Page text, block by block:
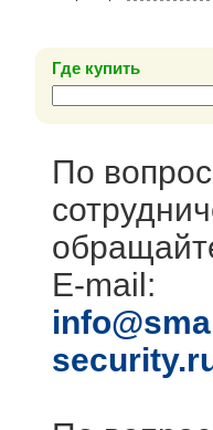
Где купить
По
E-mail: